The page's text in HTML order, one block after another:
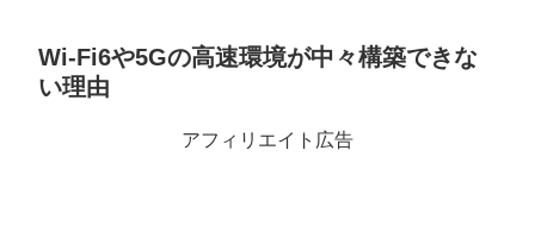
Wi-Fi6や5Gの高速環境が中々構築できな
い理由
アフィリエイト広告